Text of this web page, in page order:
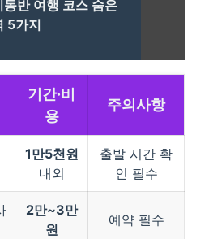
동반 여행 코스 숨은
5가지
기간·비
용
주의사항
1만5천원
내외
출발 시간 확
인 필수
2만~3만
원
예약 필수